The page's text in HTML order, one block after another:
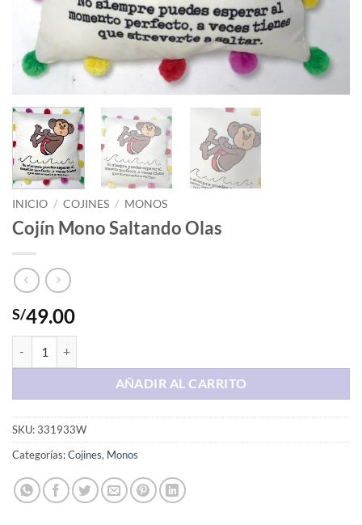
INICIO / COJINES / MONOS
Cojín Mono Saltando Olas
S/49.00
AÑADIR AL CARRITO
SKU:331933W
Categorías:Cojines, Monos